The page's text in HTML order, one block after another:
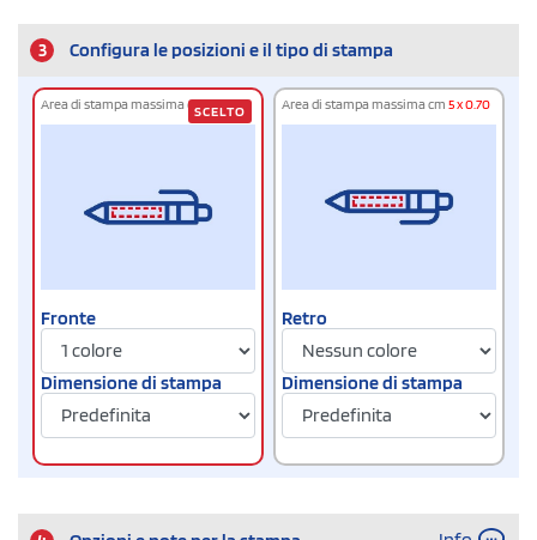
3 Configura le posizioni e il tipo di stampa
Area di stampa massima cm5 x 0.70
Fronte
Dimensione di stampa
SCELTO Area di stampa massima cm 5 x 0.70
Retro
Dimensione di stampa